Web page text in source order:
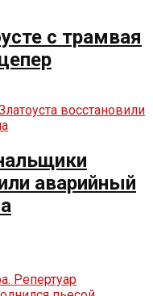
с трамвая
аварийный